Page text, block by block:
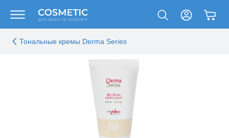
Тональные кремы Derma Series